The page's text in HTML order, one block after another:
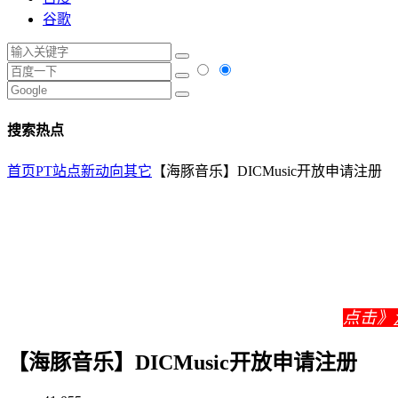
谷歌
搜索热点
首页PT站点新动向其它 【海豚音乐】DICMusic开放申请注册
点击》
【海豚音乐】DICMusic开放申请注册